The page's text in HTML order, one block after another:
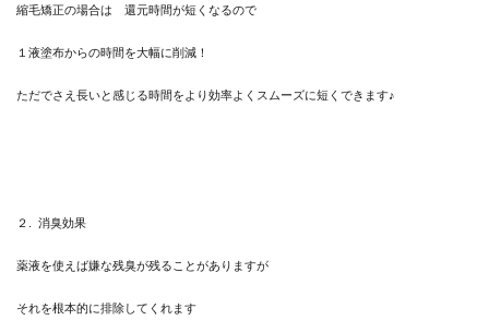
縮毛矯正の場合は 還元時間が短くなるので
１液塗布からの時間を大幅に削減！
ただでさえ長いと感じる時間をより効率よくスムーズに短くできます♪
２. 消臭効果
薬液を使えば嫌な残臭が残ることがありますが
それを根本的に排除してくれます